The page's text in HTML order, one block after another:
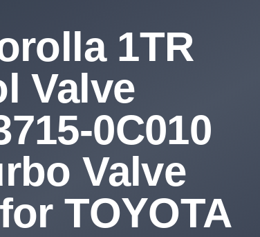
1TR
Valve
0C010
Valve
TOYOTA